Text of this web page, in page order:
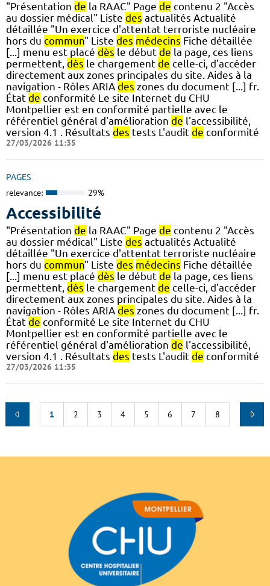
"Présentation de la RAAC" Page de contenu 2 "Accès
au dossier médical" Liste des actualités Actualité
détaillée "Un exercice d'attentat terroriste nucléaire
hors du commun" Liste des médecins Fiche détaillée
[...] menu est placé dès le début de la page, ces liens
permettent, dès le chargement de celle-ci, d'accéder
directement aux zones principales du site. Aides à la
navigation - Rôles ARIA des zones du document [...] fr.
État de conformité Le site Internet du CHU
Montpellier est en conformité partielle avec le
référentiel général d'amélioration de l'accessibilité,
version 4.1 . Résultats des tests L'audit de conformité
27/03/2026 11:35
PAGES
relevance: 29%
Accessibilité
"Présentation de la RAAC" Page de contenu 2 "Accès
au dossier médical" Liste des actualités Actualité
détaillée "Un exercice d'attentat terroriste nucléaire
hors du commun" Liste des médecins Fiche détaillée
[...] menu est placé dès le début de la page, ces liens
permettent, dès le chargement de celle-ci, d'accéder
directement aux zones principales du site. Aides à la
navigation - Rôles ARIA des zones du document [...] fr.
État de conformité Le site Internet du CHU
Montpellier est en conformité partielle avec le
référentiel général d'amélioration de l'accessibilité,
version 4.1 . Résultats des tests L'audit de conformité
27/03/2026 11:35
1 2 3 4 5 6 7 8